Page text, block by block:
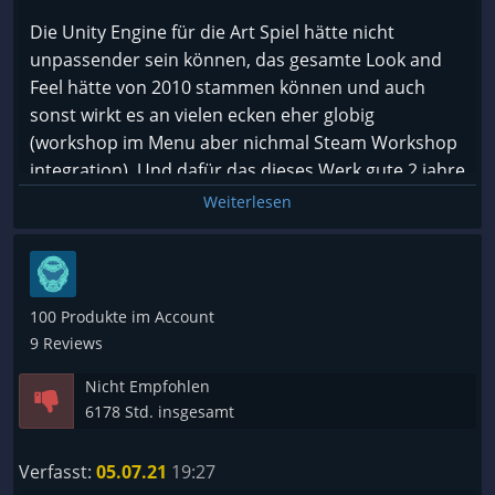
eines Kontrollers wohl fest vorgeschrieben ist, dann
kann man diese nicht mehr ändern. Dabei besteht
auch nicht die Möglichkeit die Tasten einfach zu
tauschen, oder sogar die alte Funktion keine
Tastenbelegung zu zuweisen.
Schade, ich hatte in dem Spiel eigentlich etwas
Potential gesehen. Nur, dass meine Reise bereits
beim Scheitern des Motor starten beendet wird,
hätte ich nicht gedacht.
Die Unity Engine für die Art Spiel hätte nicht
unpassender sein können, das gesamte Look and
Feel hätte von 2010 stammen können und auch
sonst wirkt es an vielen ecken eher globig
(workshop im Menu aber nichmal Steam Workshop
integration). Und dafür das dieses Werk gute 2 jahre
alt is, würde ich dafür auf keinen FAll 25 euro
hinlegen...
Weiterlesen
100 Produkte im Account
9 Reviews
Nicht Empfohlen
6178 Std. insgesamt
Verfasst: 05.07.21 19:27